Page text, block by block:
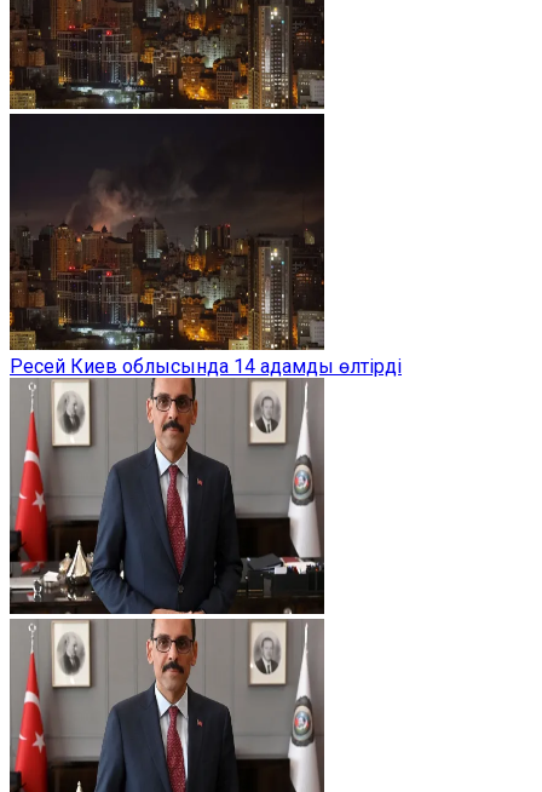
Ресей Киев облысында 14 адамды өлтірді